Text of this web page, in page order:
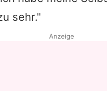
sehr."
Anzeige